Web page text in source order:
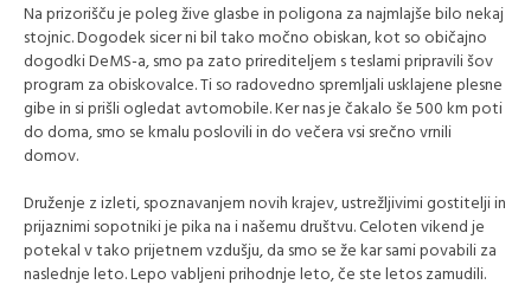
Na prizorišču je poleg žive glasbe in poligona za najmlajše bilo nekaj
stojnic. Dogodek sicer ni bil tako močno obiskan, kot so običajno
dogodki DeMS-a, smo pa zato prirediteljem s teslami pripravili šov
program za obiskovalce. Ti so radovedno spremljali usklajene plesne
gibe in si prišli ogledat avtomobile. Ker nas je čakalo še 500 km poti
do doma, smo se kmalu poslovili in do večera vsi srečno vrnili
domov.
Druženje z izleti, spoznavanjem novih krajev, ustrežljivimi gostitelji in
prijaznimi sopotniki je pika na i našemu društvu. Celoten vikend je
potekal v tako prijetnem vzdušju, da smo se že kar sami povabili za
naslednje leto. Lepo vabljeni prihodnje leto, če ste letos zamudili.